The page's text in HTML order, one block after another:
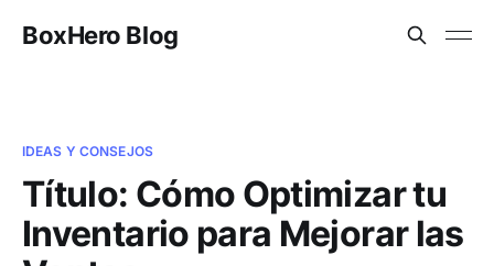
BoxHero Blog
IDEAS Y CONSEJOS
Título: Cómo Optimizar tu
Inventario para Mejorar las